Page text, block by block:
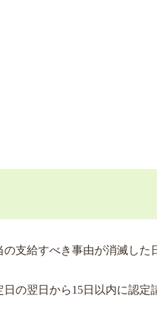
支給すべき事由が消滅した
の翌日から15日以内に認定